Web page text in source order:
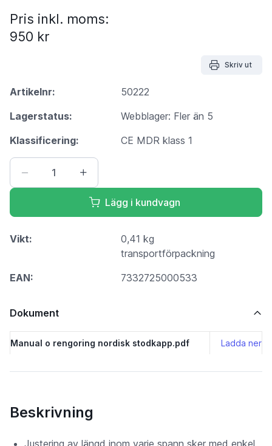
Pris inkl. moms:
950 kr
Skriv ut
Artikelnr:
50222
Lagerstatus:
Webblager: Fler än 5
Klassificering:
CE MDR klass 1
Lägg i kundvagn
Vikt:
0,41 kg
transportförpackning
EAN:
7332725000533
Dokument
Manual o rengoring nordisk stodkapp.pdf Ladda ner
Beskrivning
Justering av längd inom varje spann sker med enkel